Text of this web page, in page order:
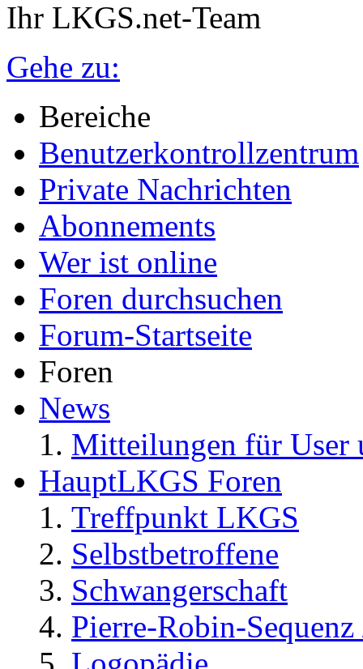
Ihr LKGS.net-Team
Gehe zu:
Bereiche
Benutzerkontrollzentrum
Private Nachrichten
Abonnements
Wer ist online
Foren durchsuchen
Forum-Startseite
Foren
News
Mitteilungen für User
HauptLKGS Foren
Treffpunkt LKGS
Selbstbetroffene
Schwangerschaft
Pierre-Robin-